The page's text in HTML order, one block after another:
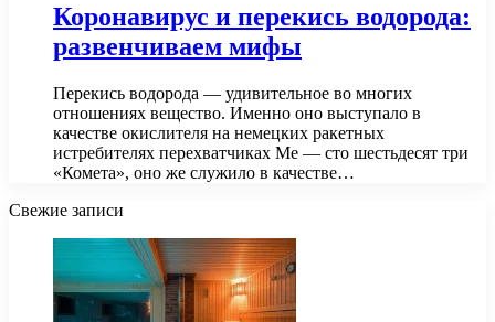
Коронавирус и перекись водорода:
развенчиваем мифы
Перекись водорода — удивительное во многих
отношениях вещество. Именно оно выступало в
качестве окислителя на немецких ракетных
истребителях перехватчиках Ме — сто шестьдесят три
«Комета», оно же служило в качестве…
Свежие записи